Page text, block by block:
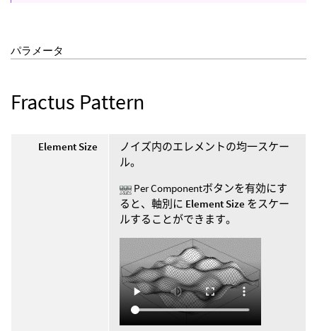
パラメータ
Fractus Pattern
Element Size
ノイズ内のエレメントの均一スケー
ル。
Per Componentボタンを有効にす
ると、軸別に Element Size をスケー
ルすることができます。